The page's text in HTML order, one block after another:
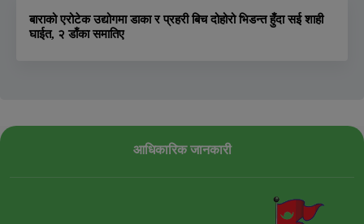
बाराको एरोटेक उद्योगमा डाका र प्रहरी बिच दोहोरो भिडन्त हुँदा सई शाही
घाईत, २ डाँका समातिए
आधिकारिक जानकारी